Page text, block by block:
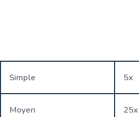
Simple 5x
Moyen 25x